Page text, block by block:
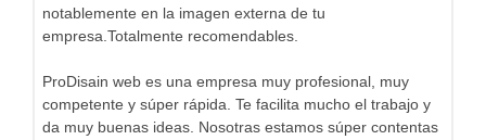
notablemente en la imagen externa de tu
empresa.Totalmente recomendables.
ProDisain web es una empresa muy profesional, muy
competente y súper rápida. Te facilita mucho el trabajo y
da muy buenas ideas. Nosotras estamos súper contentas